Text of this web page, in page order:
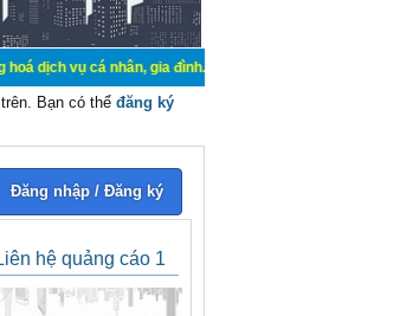
nhân, gia đình. Mua bán, ký gửi, cho thuê thiết bị hệ
Bạn có thể đăng ký
Đăng nhập / Đăng ký
hệ quảng cáo 1